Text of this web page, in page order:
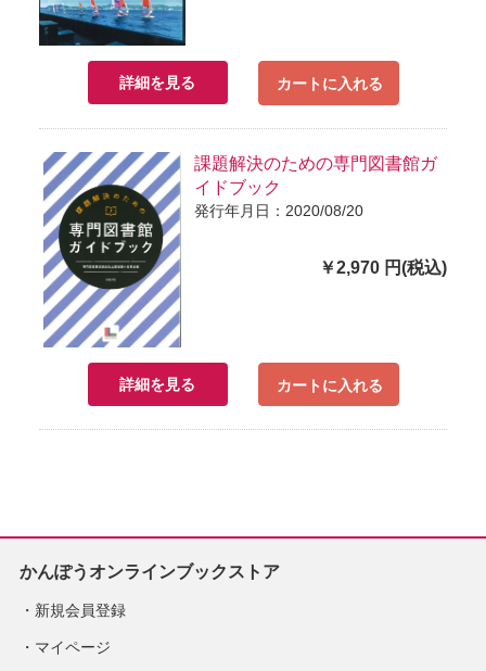
詳細を見る カートに入れる
課題解決のための専門図書館ガ
イドブック
発行年月日：2020/08/20
￥2,970 円(税込)
詳細を見る カートに入れる
かんぽうオンラインブックストア
新規会員登録
マイページ